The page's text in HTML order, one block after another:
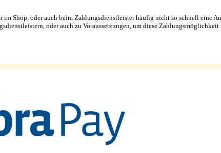
im Shop, oder auch beim Zahlungsdienstleister häufig nicht so schnell eine
oder auch zu Voraussetzungen, um diese